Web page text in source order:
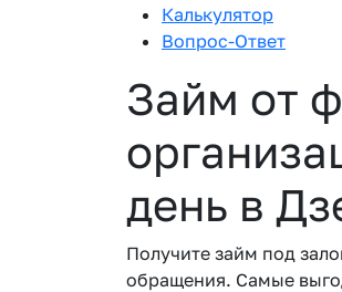
Калькулятор
Вопрос-Ответ
Займ от
день в
Получите займ под
обращения. Самые